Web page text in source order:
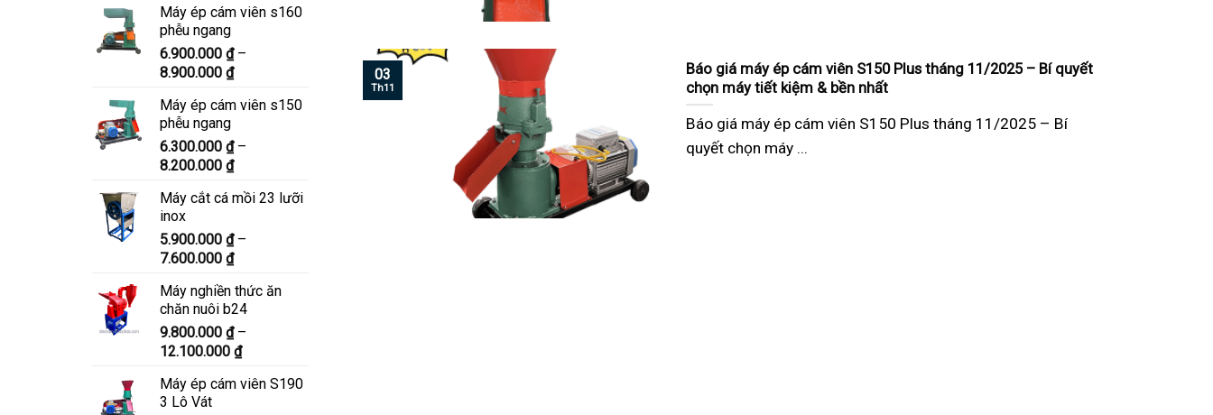
từ
đến
Máy ép cám viên s160
phễu ngang
6.900.000 ₫ –
8.900.000 ₫Khoảng
từ
đến
8.900.000 ₫
Máy ép cám viên s150
phễu ngang
6.300.000 ₫ –
8.200.000 ₫Khoảng
từ
đến
8.200.000 ₫
Máy cắt cá mồi 23 lưỡi
inox
5.900.000 ₫ –
7.600.000 ₫Khoảng
từ
5.900.000 ₫
đến
7.600.000 ₫
Máy nghiền thức ăn
chăn nuôi b24
9.800.000 ₫ –
12.100.000 ₫Khoảng
từ
Máy ép cám viên S190
3 Lô Vát
Báo giá máy ép cám viên S150 Plus tháng 11/2025 – Bí quyết
chọn máy tiết kiệm & bền nhất
Báo giá máy ép cám viên S150 Plus tháng 11/2025 – Bí
quyết chọn máy ...
03
Th11